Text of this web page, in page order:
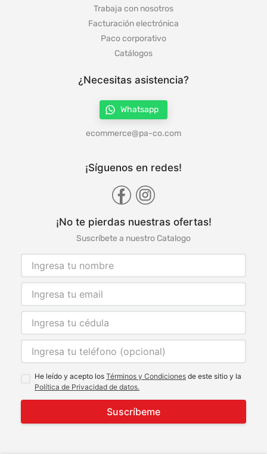
Trabaja con nosotros
Facturación electrónica
Paco corporativo
Catálogos
¿Necesitas asistencia?
Whatsapp
ecommerce@pa-co.com
¡Síguenos en redes!
¡No te pierdas nuestras ofertas!
Suscríbete a nuestro Catalogo
He leído y acepto los Términos y Condiciones de este sitio y la
Política de Privacidad de datos.
Suscríbeme